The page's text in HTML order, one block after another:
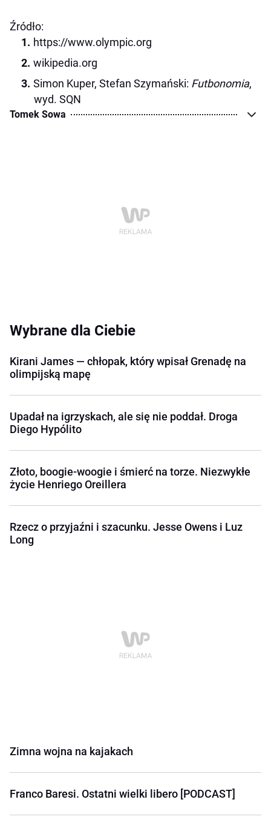
Źródło:
https://www.olympic.org
wikipedia.org
Simon Kuper, Stefan Szymański: Futbonomia,
wyd. SQN
Tomek Sowa
Wybrane dla Ciebie
Kirani James — chłopak, który wpisał Grenadę na
olimpijską mapę
Upadał na igrzyskach, ale się nie poddał. Droga
Diego Hypólito
Złoto, boogie-woogie i śmierć na torze. Niezwykłe
życie Henriego Oreillera
Rzecz o przyjaźni i szacunku. Jesse Owens i Luz
Long
Zimna wojna na kajakach
Franco Baresi. Ostatni wielki libero [PODCAST]